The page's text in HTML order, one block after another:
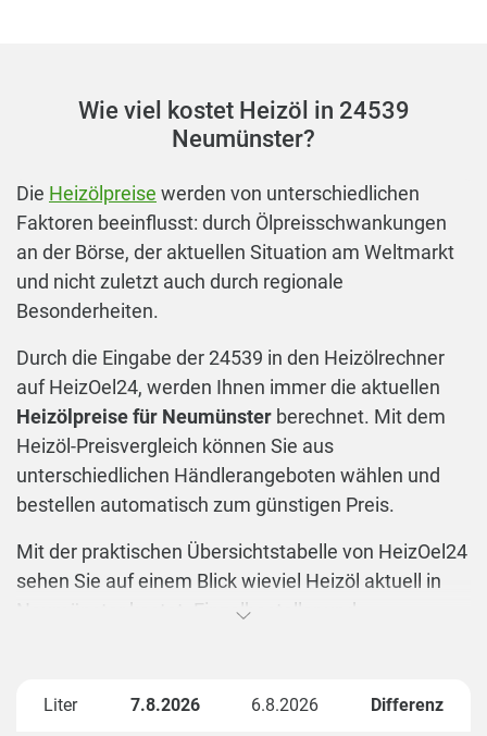
Wie viel kostet Heizöl in 24539
Neumünster?
Die Heizölpreise werden von unterschiedlichen
Faktoren beeinflusst: durch Ölpreisschwankungen
an der Börse, der aktuellen Situation am Weltmarkt
und nicht zuletzt auch durch regionale
Besonderheiten.
Durch die Eingabe der 24539 in den Heizölrechner
auf HeizOel24, werden Ihnen immer die aktuellen
Heizölpreise für Neumünster berechnet. Mit dem
Heizöl-Preisvergleich können Sie aus
unterschiedlichen Händlerangeboten wählen und
bestellen automatisch zum günstigen Preis.
Mit der praktischen Übersichtstabelle von HeizOel24
sehen Sie auf einem Blick wieviel Heizöl aktuell in
Neumünster kostet. Einzelbesteller und
unterschiedlicher Liefermenge ergibt sich für den
Liter 7.8.2026 6.8.2026 Differenz